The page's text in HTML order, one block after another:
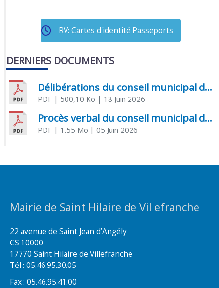
RV: Cartes d'identité Passeports
DERNIERS DOCUMENTS
Délibérations du conseil municipal du 18 juin 2026
PDF| 500,10 Ko | 18 Juin 2026
Procès verbal du conseil municipal du 05 juin 2026
PDF| 1,55 Mo | 05 Juin 2026
Mairie de Saint Hilaire de Villefranche
22 avenue de Saint Jean d’Angély
CS 10000
17770 Saint Hilaire de Villefranche
Tél : 05.46.95.30.05
Fax : 05.46.95.41.00